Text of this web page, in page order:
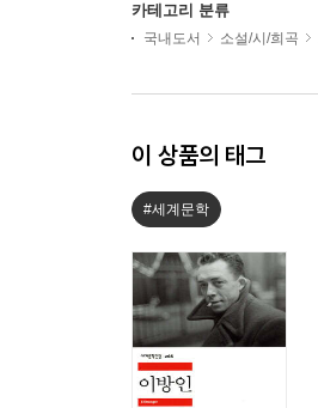
카테고리 분류
국내도서 소설/시/희곡
이 상품의 태그
#세계문학